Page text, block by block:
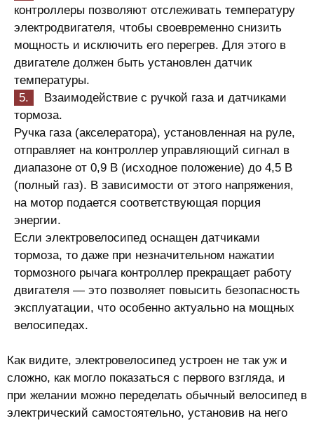
контроллеры позволяют отслеживать температуру
электродвигателя, чтобы своевременно снизить
мощность и исключить его перегрев. Для этого в
двигателе должен быть установлен датчик
температуры.
Взаимодействие с ручкой газа и датчиками
тормоза.
Ручка газа (акселератора), установленная на руле,
отправляет на контроллер управляющий сигнал в
диапазоне от 0,9 В (исходное положение) до 4,5 В
(полный газ). В зависимости от этого напряжения,
на мотор подается соответствующая порция
энергии.
Если электровелосипед оснащен датчиками
тормоза, то даже при незначительном нажатии
тормозного рычага контроллер прекращает работу
двигателя — это позволяет повысить безопасность
эксплуатации, что особенно актуально на мощных
велосипедах.
Как видите, электровелосипед устроен не так уж и
сложно, как могло показаться с первого взгляда, и
при желании можно переделать обычный велосипед в
электрический самостоятельно, установив на него